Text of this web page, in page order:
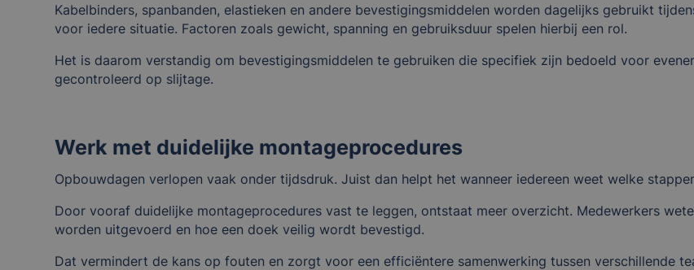
Kabelbinders, spanbanden, elastieken en andere bevestigingsmiddelen worden dagelijks gebruikt
voor iedere situatie. Factoren zoals gewicht, spanning en gebruiksduur spelen hierbij een rol.
Het is daarom verstandig om bevestigingsmiddelen te gebruiken die specifiek zijn bedoeld voor
gecontroleerd op slijtage.
Werk met duidelijke montageprocedures
Opbouwdagen verlopen vaak onder tijdsdruk. Juist dan helpt het wanneer iedereen weet welke
Door vooraf duidelijke montageprocedures vast te leggen, ontstaat meer overzicht. Medewerkers
worden uitgevoerd en hoe een doek veilig wordt bevestigd.
Dat vermindert de kans op fouten en zorgt voor een efficiëntere samenwerking tussen verschillende